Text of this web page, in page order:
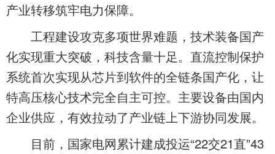
产业转移筑牢电力保障。
工程建设攻克多项世界难题，技术装备国产
化实现重大突破，科技含量十足。直流控制保护
系统首次实现从芯片到软件的全链条国产化，让
特高压核心技术完全自主可控。主要设备由国内
企业供应，有效拉动了产业链上下游协同发展。
目前，国家电网累计建成投运“22交21直”43